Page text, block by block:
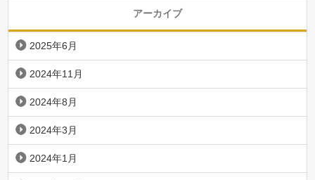
アーカイブ
2025年6月
2024年11月
2024年8月
2024年3月
2024年1月